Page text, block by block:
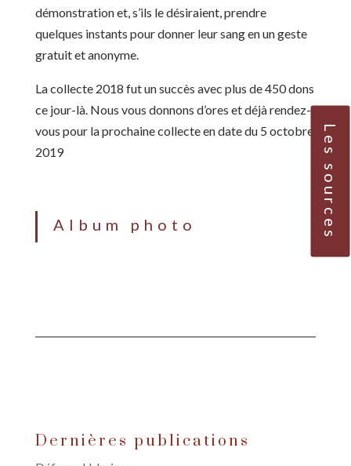
démonstration et, s’ils le désiraient, prendre
quelques instants pour donner leur sang en un geste
gratuit et anonyme.
La collecte 2018 fut un succès avec plus de 450 dons
ce jour-là. Nous vous donnons d’ores et déjà rendez-
vous pour la prochaine collecte en date du 5 octobre
2019
Album photo
Dernières publications
Les sources